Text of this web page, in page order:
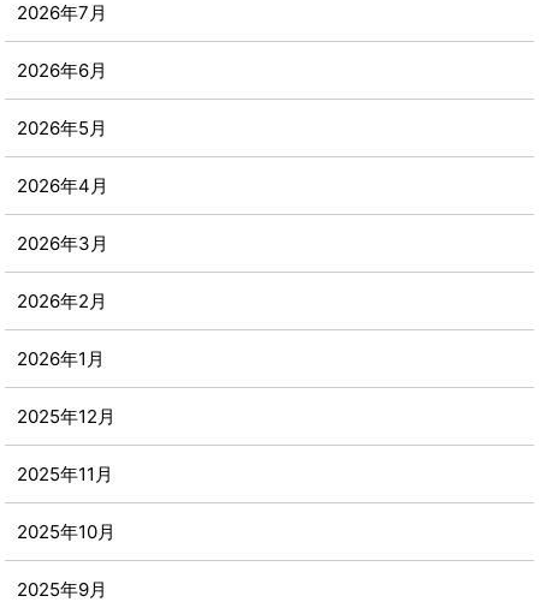
2026年7月
2026年6月
2026年5月
2026年4月
2026年3月
2026年2月
2026年1月
2025年12月
2025年11月
2025年10月
2025年9月